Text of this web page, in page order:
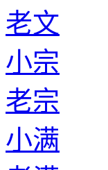
老文
小宗
老宗
小满